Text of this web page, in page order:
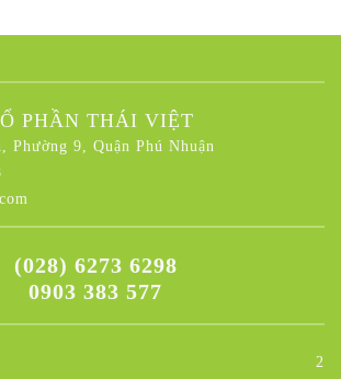
PHẦN THÁI VIỆT
Phường 9, Quận Phú Nhuận
(028) 6273 6298
0903 383 577
2